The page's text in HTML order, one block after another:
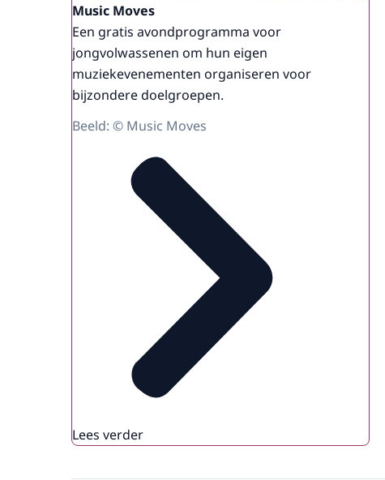
Music Moves
Een gratis avondprogramma voor
jongvolwassenen om hun eigen
muziekevenementen organiseren voor
bijzondere doelgroepen.
Beeld: © Music Moves
Lees verder